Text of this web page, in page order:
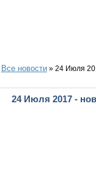
Все новости» 24 Июля
24 Июля 2017 -